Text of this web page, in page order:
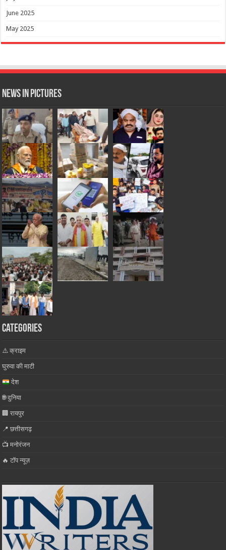
June 2025
May 2025
News in Pictures
Categories
⚠️ क्राइम
घुरुवा की माटी
देश
🌐 दुनिया
🏢 रायपुर
📍 छत्तीसगढ़
📺 मनोरंजन
🔥 टॉप न्यूज़